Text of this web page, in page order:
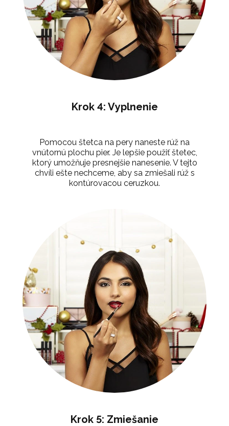
Krok 4: Vyplnenie
Pomocou štetca na pery naneste rúž na
vnútornú plochu pier. Je lepšie použiť štetec,
ktorý umožňuje presnejšie nanesenie. V tejto
chvíli ešte nechceme, aby sa zmiešali rúž s
kontúrovacou ceruzkou.
Krok 5: Zmiešanie